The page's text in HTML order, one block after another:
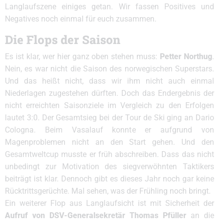
Langlaufszene einiges getan. Wir fassen Positives und
Negatives noch einmal für euch zusammen.
Die Flops der Saison
Es ist klar, wer hier ganz oben stehen muss: Petter Northug.
Nein, es war nicht die Saison des norwegischen Superstars.
Und das heißt nicht, dass wir ihm nicht auch einmal
Niederlagen zugestehen dürften. Doch das Endergebnis der
nicht erreichten Saisonziele im Vergleich zu den Erfolgen
lautet 3:0. Der Gesamtsieg bei der Tour de Ski ging an Dario
Cologna. Beim Vasalauf konnte er aufgrund von
Magenproblemen nicht an den Start gehen. Und den
Gesamtweltcup musste er früh abschreiben. Dass das nicht
unbedingt zur Motivation des siegverwöhnten Taktikers
beiträgt ist klar. Dennoch gibt es dieses Jahr noch gar keine
Rücktrittsgerüchte. Mal sehen, was der Frühling noch bringt.
Ein weiterer Flop aus Langlaufsicht ist mit Sicherheit der
Aufruf von DSV-Generalsekretär Thomas Pfüller an die